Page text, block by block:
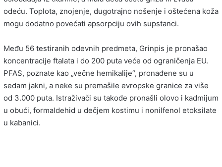
odeću. Toplota, znojenje, dugotrajno nošenje i oštećena koža
mogu dodatno povećati apsorpciju ovih supstanci.
Među 56 testiranih odevnih predmeta, Grinpis je pronašao
koncentracije ftalata i do 200 puta veće od ograničenja EU.
PFAS, poznate kao „večne hemikalije“, pronađene su u
sedam jakni, a neke su premašile evropske granice za više
od 3.000 puta. Istraživači su takođe pronašli olovo i kadmijum
u obući, formaldehid u dečjem kostimu i nonilfenol etoksilate
u kabanici.